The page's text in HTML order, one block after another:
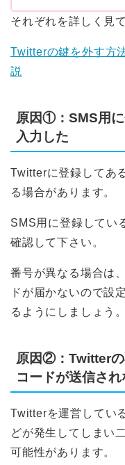
それぞれを詳しく見
Twitterの鍵を外す方
説
原因①：SMS用
入力した
Twitterに登録してあ
る場合があります。
SMS用に登録してい
確認して下さい。
番号が異なる場合は
ドが届かないので設
るようにしましょう。
原因②：Twitterの
コードが送信され
Twitterを運営してい
どが発生してしまい
可能性があります。